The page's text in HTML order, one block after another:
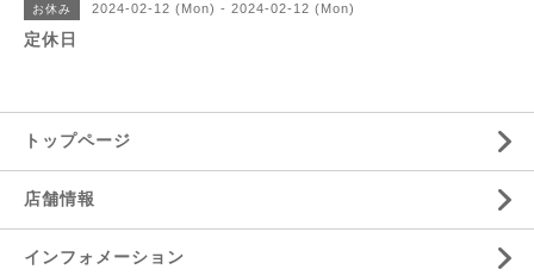
お休み 2024-02-12 (Mon) - 2024-02-12 (Mon)
定休日
トップページ
店舗情報
インフォメーション